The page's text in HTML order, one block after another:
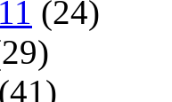
(24)
(41)